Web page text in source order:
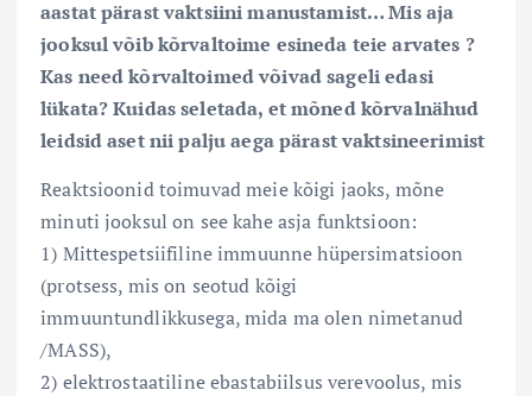
aastat pärast vaktsiini manustamist… Mis aja
jooksul võib kõrvaltoime esineda teie arvates ?
Kas need kõrvaltoimed võivad sageli edasi
lükata? Kuidas seletada, et mõned kõrvalnähud
leidsid aset nii palju aega pärast vaktsineerimist
Reaktsioonid toimuvad meie kõigi jaoks, mõne
minuti jooksul on see kahe asja funktsioon:
1) Mittespetsiifiline immuunne hüpersimatsioon
(protsess, mis on seotud kõigi
immuuntundlikkusega, mida ma olen nimetanud
/MASS),
2) elektrostaatiline ebastabiilsus verevoolus, mis